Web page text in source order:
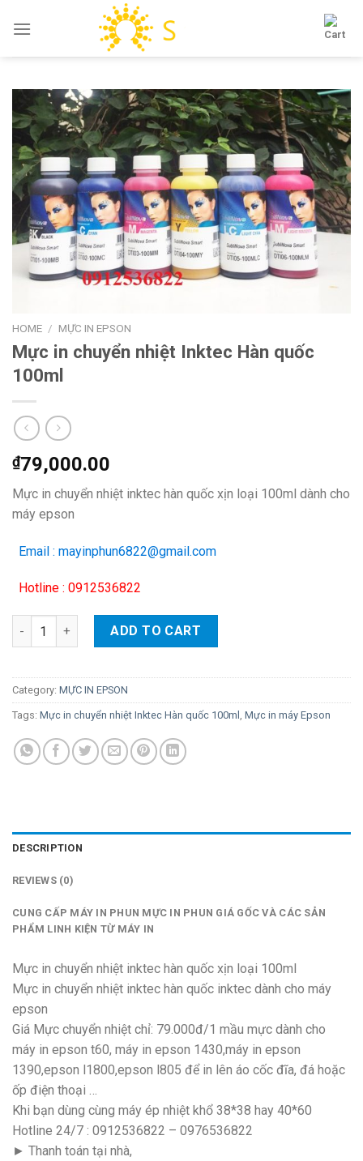
HOME / MỰC IN EPSON
Mực in chuyển nhiệt Inktec Hàn quốc
100ml
₫79,000.00
Mực in chuyển nhiệt inktec hàn quốc xịn loại 100ml dành cho
máy epson
Email : mayinphun6822@gmail.com
Hotline : 0912536822
Mực in chuyển nhiệt Inktec Hàn quốc 100ml quantity
ADD TO CART
Category: MỰC IN EPSON
Tags: Mực in chuyển nhiệt Inktec Hàn quốc 100ml , Mực in máy Epson
DESCRIPTION
REVIEWS (0)
CUNG CẤP MÁY IN PHUN MỰC IN PHUN GIÁ GỐC VÀ CÁC SẢN
PHẨM LINH KIỆN TỪ MÁY IN
Mực in chuyển nhiệt inktec hàn quốc xịn loại 100ml
Mực in chuyển nhiệt inktec hàn quốc inktec dành cho máy
epson
Giá Mực chuyển nhiệt chỉ: 79.000đ/1 mầu mực dành cho
máy in epson t60, máy in epson 1430,máy in epson
1390,epson l1800,epson l805 để in lên áo cốc đĩa, đá hoặc
ốp điện thoại …
Khi bạn dùng cùng máy ép nhiệt khổ 38*38 hay 40*60
Hotline 24/7 : 0912536822 – 0976536822
► Thanh toán tại nhà,